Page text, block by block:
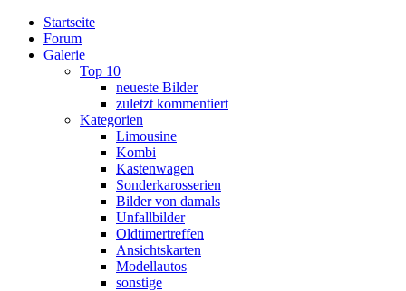
Startseite
Forum
Galerie
Top 10
neueste Bilder
zuletzt kommentiert
Kategorien
Limousine
Kombi
Kastenwagen
Sonderkarosserien
Bilder von damals
Unfallbilder
Oldtimertreffen
Ansichtskarten
Modellautos
sonstige